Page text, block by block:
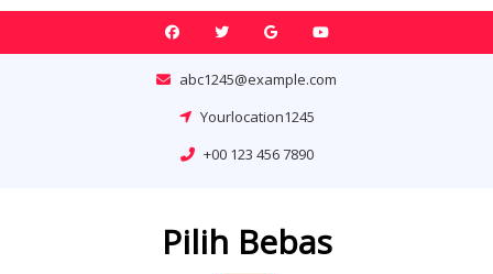
Skip
abc1245@example.com
Yourlocation1245
+00 123 456 7890
Pilih Bebas